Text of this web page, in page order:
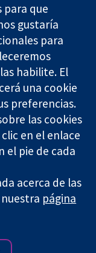
Contacto
Noticias
Prensa
Sobre
nosotros
Empleo
Cochrane
Library
and a
registered in
718 2127 49.
de cookies
para que
gustaría
para
habilite. El
una cookie
preferencias.
las cookies
en el enlace
el pie de cada
acerca de las
página